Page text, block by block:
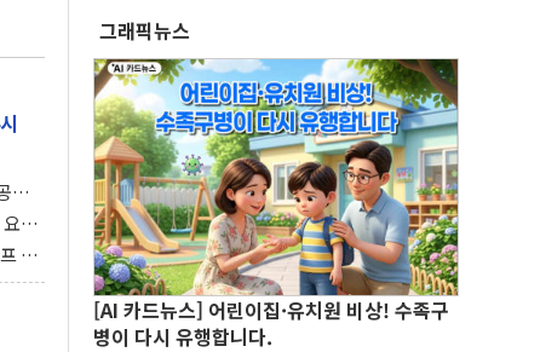
개
제"
초
연
챙
그래픽뉴스
[AI 카드뉴스] 어린이집·유치원 비상! 수족구
병이 다시 유행합니다.